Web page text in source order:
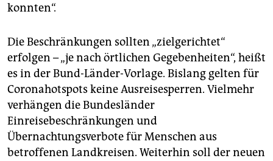
konnten“.
Die Beschränkungen sollten „zielgerichtet“
erfolgen – „je nach örtlichen Gegebenheiten“, heißt
es in der Bund-Länder-Vorlage. Bislang gelten für
Coronahotspots keine Ausreisesperren. Vielmehr
verhängen die Bundesländer
Einreisebeschränkungen und
Übernachtungsverbote für Menschen aus
betroffenen Landkreisen. Weiterhin soll der neuen